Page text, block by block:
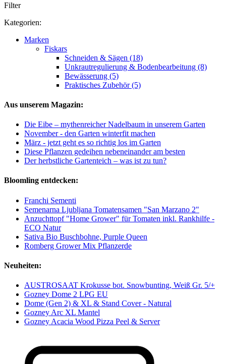
Filter
Kategorien:
Marken
Fiskars
Schneiden & Sägen (18)
Unkrautregulierung & Bodenbearbeitung (8)
Bewässerung (5)
Praktisches Zubehör (5)
Aus unserem Magazin:
Die Eibe – mythenreicher Nadelbaum in unserem Garten
November - den Garten winterfit machen
März - jetzt geht es so richtig los im Garten
Diese Pflanzen gedeihen nebeneinander am besten
Der herbstliche Gartenteich – was ist zu tun?
Bloomling entdecken:
Franchi Sementi
Semenarna Ljubljana Tomatensamen "San Marzano 2"
Anzuchttopf "Home Grower" für Tomaten inkl. Rankhilfe -
ECO Natur
Sativa Bio Buschbohne, Purple Queen
Romberg Grower Mix Pflanzerde
Neuheiten:
AUSTROSAAT Krokusse bot. Snowbunting, Weiß Gr. 5/+
Gozney Dome 2 LPG EU
Dome (Gen 2) & XL & Stand Cover - Natural
Gozney Arc XL Mantel
Gozney Acacia Wood Pizza Peel & Server